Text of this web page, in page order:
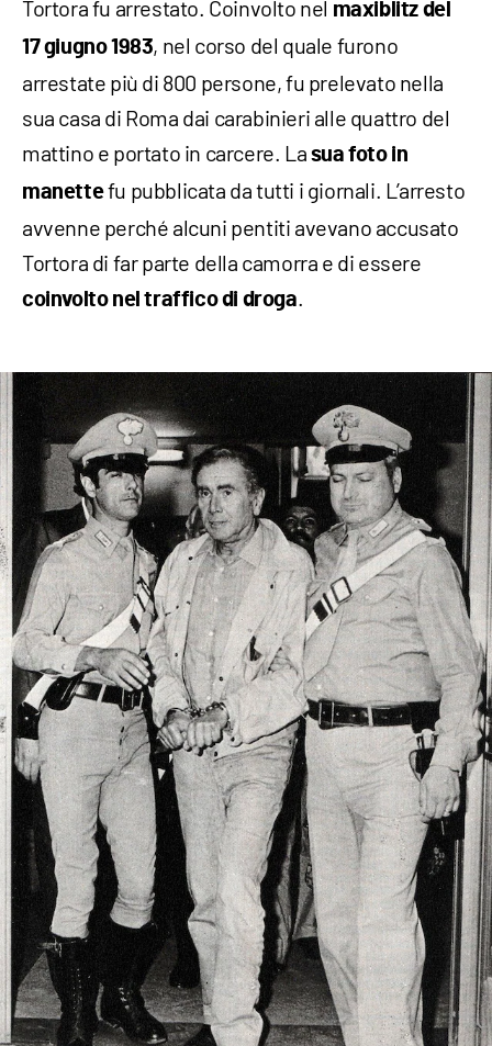
Tortora fu arrestato. Coinvolto nel maxiblitz del
17 giugno 1983, nel corso del quale furono
arrestate più di 800 persone, fu prelevato nella
sua casa di Roma dai carabinieri alle quattro del
mattino e portato in carcere. La sua foto in
manettefu pubblicata da tutti i giornali. L’arresto
avvenne perché alcuni pentiti avevano accusato
Tortora di far parte della camorra e di essere
coinvolto nel traffico di droga